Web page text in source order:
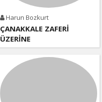
Harun Bozkurt
ÇANAKKALE ZAFERİ
ÜZERİNE